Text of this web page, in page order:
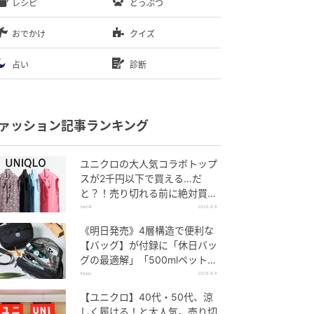
レシピ どうぶつ
おでかけ クイズ
占い 診断
ッション記事ランキング
ユニクロの大人気コラボトップ
スが2千円以下で買える…だ
と？！売り切れる前に絶対買
い！
michill 2026.8.6
《明日発売》4層構造で便利な
【バッグ】が付録に「休日バッ
グの最適解」「500mlペットボ
トルも入る」
4yuuu 2026.8.6
【ユニクロ】40代・50代、涼
しく履ける！と大人気。売り切